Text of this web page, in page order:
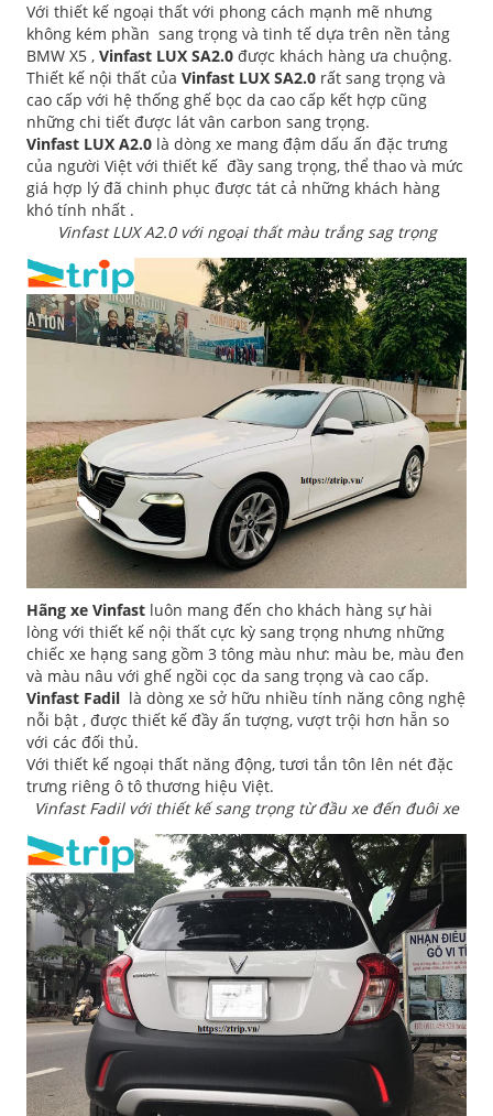
Với thiết kế ngoại thất với phong cách mạnh mẽ nhưng
không kém phần sang trọng và tinh tế dựa trên nền tảng
BMW X5 , Vinfast LUX SA2.0 được khách hàng ưa chuộng.
Thiết kế nội thất của Vinfast LUX SA2.0 rất sang trọng và
cao cấp với hệ thống ghế bọc da cao cấp kết hợp cũng
những chi tiết được lát vân carbon sang trọng.
Vinfast LUX A2.0 là dòng xe mang đậm dấu ấn đặc trưng
của người Việt với thiết kế đầy sang trọng, thể thao và mức
giá hợp lý đã chinh phục được tát cả những khách hàng
khó tính nhất .
Vinfast LUX A2.0 với ngoại thất màu trắng sag trọng
Hãng xe Vinfast luôn mang đến cho khách hàng sự hài
lòng với thiết kế nội thất cực kỳ sang trọng nhưng những
chiếc xe hạng sang gồm 3 tông màu như: màu be, màu đen
và màu nâu với ghế ngồi cọc da sang trọng và cao cấp.
Vinfast Fadil là dòng xe sở hữu nhiều tính năng công nghệ
nỗi bật , được thiết kế đầy ấn tượng, vượt trội hơn hẵn so
với các đối thủ.
Với thiết kế ngoại thất năng động, tươi tắn tôn lên nét đặc
trưng riêng ô tô thương hiệu Việt.
Vinfast Fadil với thiết kế sang trọng từ đầu xe đến đuôi xe